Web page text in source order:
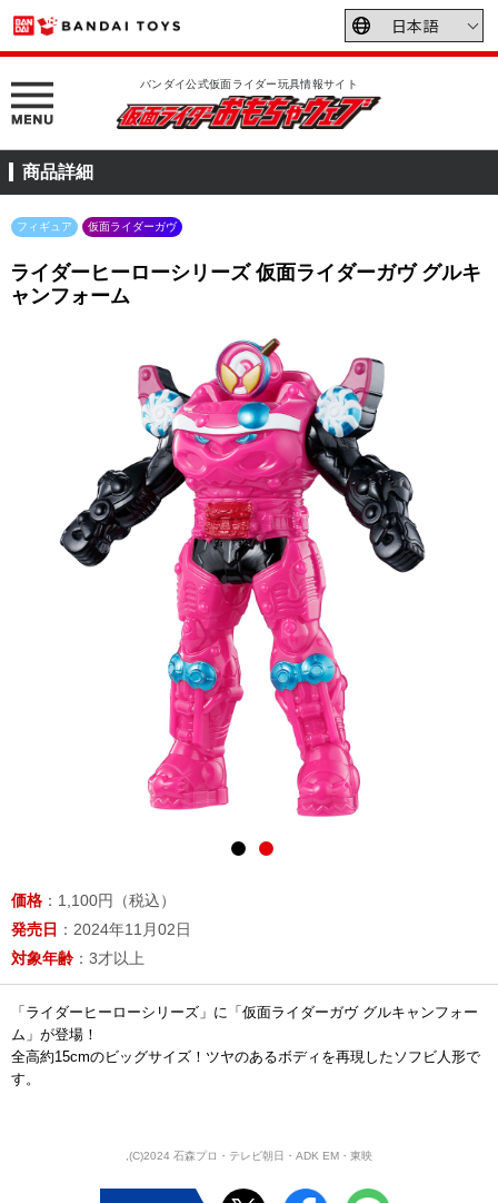
バンダイ公式仮面ライダー玩具情報サイト
商品詳細
フィギュア 仮面ライダーガヴ
ライダーヒーローシリーズ 仮面ライダーガヴ グルキ
ャンフォーム
価格 ：1,100円（税込）
発売日 ：2024年11月02日
対象年齢 ：3才以上
「ライダーヒーローシリーズ」に「仮面ライダーガヴ グルキャンフォー
ム」が登場！
全高約15cmのビッグサイズ！ツヤのあるボディを再現したソフビ人形で
す。
,(C)2024 石森プロ・テレビ朝日・ADK EM・東映